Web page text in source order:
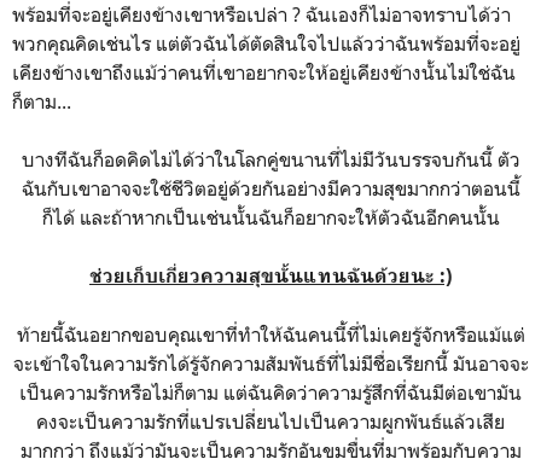
พร้อมที่จะอยู่เคียงข้างเขาหรือเปล่า ? ฉันเองก็ไม่อาจทราบได้ว่า
พวกคุณคิดเช่นไร แต่ตัวฉันได้ตัดสินใจไปแล้วว่าฉันพร้อมที่จะอยู่
เคียงข้างเขาถึงแม้ว่าคนที่เขาอยากจะให้อยู่เคียงข้างนั้นไม่ใช่ฉัน
ก็ตาม...
บางทีฉันก็อดคิดไม่ได้ว่าในโลกคู่ขนานที่ไม่มีวันบรรจบกันนี้ ตัว
ฉันกับเขาอาจจะใช้ชีวิตอยู่ด้วยกันอย่างมีความสุขมากกว่าตอนนี้
ก็ได้ และถ้าหากเป็นเช่นนั้นฉันก็อยากจะให้ตัวฉันอีกคนนั้น
ช่วยเก็บเกี่ยวความสุขนั้นแทนฉันด้วยนะ :)
ท้ายนี้ฉันอยากขอบคุณเขาที่ทำให้ฉันคนนี้ที่ไม่เคยรู้จักหรือแม้แต่
จะเข้าใจในความรักได้รู้จักความสัมพันธ์ที่ไม่มีชื่อเรียกนี้ มันอาจจะ
เป็นความรักหรือไม่ก็ตาม แต่ฉันคิดว่าความรู้สึกที่ฉันมีต่อเขามัน
คงจะเป็นความรักที่แปรเปลี่ยนไปเป็นความผูกพันธ์แล้วเสีย
มากกว่า ถึงแม้ว่ามันจะเป็นความรักอันขมขื่นที่มาพร้อมกับความ